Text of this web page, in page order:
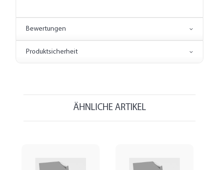
Bewertungen
Produktsicherheit
ÄHNLICHE ARTIKEL